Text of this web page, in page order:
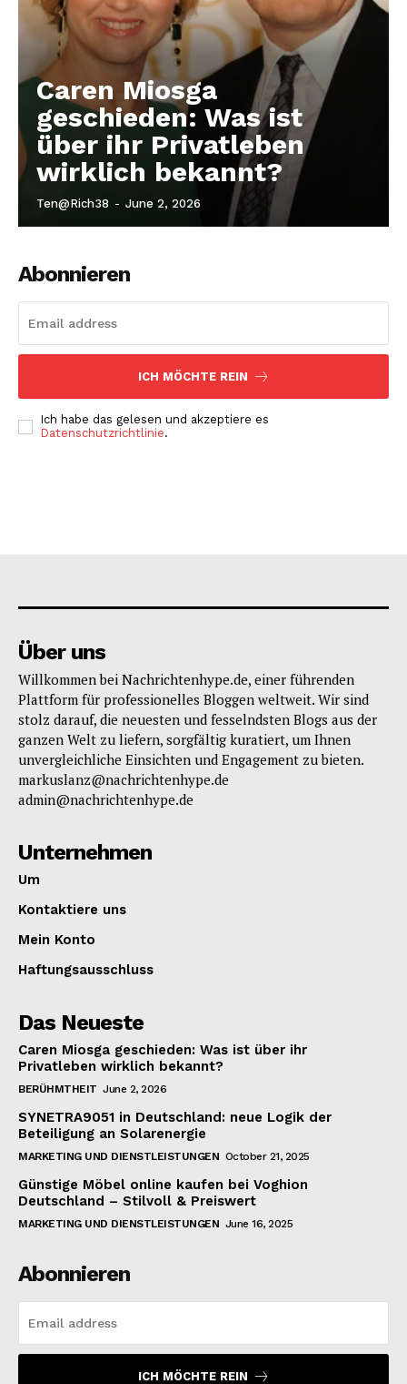
Caren Miosga
geschieden: Was ist
über ihr Privatleben
wirklich bekannt?
Ten@rich38 - June 2, 2026
Abonnieren
ICH MÖCHTE REIN
Ich habe das gelesen und akzeptiere es
Datenschutzrichtlinie.
Über uns
Willkommen bei Nachrichtenhype.de, einer führenden
Plattform für professionelles Bloggen weltweit. Wir sind
stolz darauf, die neuesten und fesselndsten Blogs aus der
ganzen Welt zu liefern, sorgfältig kuratiert, um Ihnen
unvergleichliche Einsichten und Engagement zu bieten.
markuslanz@nachrichtenhype.de
admin@nachrichtenhype.de
Unternehmen
Um
Kontaktiere uns
Mein Konto
Haftungsausschluss
Das Neueste
Caren Miosga geschieden: Was ist über ihr
Privatleben wirklich bekannt?
BERÜHMTHEIT June 2, 2026
SYNETRA9051 in Deutschland: neue Logik der
Beteiligung an Solarenergie
MARKETING UND DIENSTLEISTUNGEN October 21, 2025
Günstige Möbel online kaufen bei Voghion
Deutschland – Stilvoll & Preiswert
MARKETING UND DIENSTLEISTUNGEN June 16, 2025
Abonnieren
ICH MÖCHTE REIN